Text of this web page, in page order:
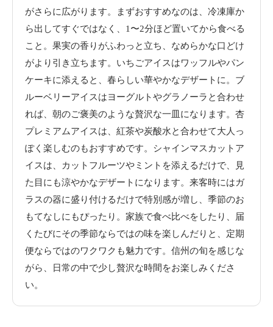
がさらに広がります。まずおすすめなのは、冷凍庫か
ら出してすぐではなく、1〜2分ほど置いてから食べる
こと。果実の香りがふわっと立ち、なめらかな口どけ
がより引き立ちます。いちごアイスはワッフルやパン
ケーキに添えると、春らしい華やかなデザートに。ブ
ルーベリーアイスはヨーグルトやグラノーラと合わせ
れば、朝のご褒美のような贅沢な一皿になります。杏
プレミアムアイスは、紅茶や炭酸水と合わせて大人っ
ぽく楽しむのもおすすめです。シャインマスカットア
イスは、カットフルーツやミントを添えるだけで、見
た目にも涼やかなデザートになります。来客時にはガ
ラスの器に盛り付けるだけで特別感が増し、季節のお
もてなしにもぴったり。家族で食べ比べをしたり、届
くたびにその季節ならではの味を楽しんだりと、定期
便ならではのワクワクも魅力です。信州の旬を感じな
がら、日常の中で少し贅沢な時間をお楽しみくださ
い。